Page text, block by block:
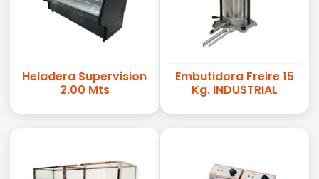
Heladera Supervision
2.00 Mts
Embutidora Freire 15
Kg. INDUSTRIAL